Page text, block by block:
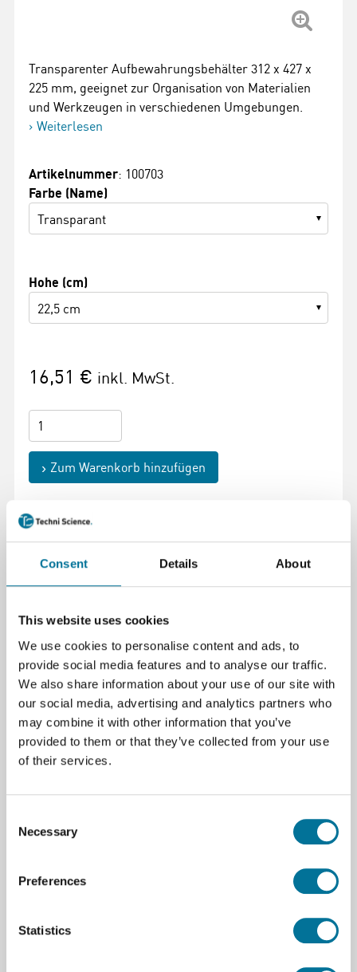
Consent Details About
This website uses cookies
We use cookies to personalise content and ads, to
provide social media features and to analyse our traffic.
We also share information about your use of our site with
our social media, advertising and analytics partners who
may combine it with other information that you’ve
provided to them or that they’ve collected from your use
of their services.
Selection
Necessary
Preferences
Statistics
Transparenter Aufbewahrungsbehälter 312 x 427 x
225 mm, geeignet zur Organisation von Materialien
und Werkzeugen in verschiedenen Umgebungen.
Weiterlesen
Artikelnummer: 100703
Farbe (Name)
Transparant
Hohe (cm)
22,5 cm
16,51 € inkl. MwSt.
Zum Warenkorb hinzufügen
Seite drucken
Beschreibung
Aufbewahrungsbox in hellgrau
312 x 427 x 225 mm
Bei Bestellungen von Gratnells Boxen und Zubehör
Bestellvolumen abweichen. Bitte fragen Sie uns!
Marke
F25 - B312 x T430 x H225 mm